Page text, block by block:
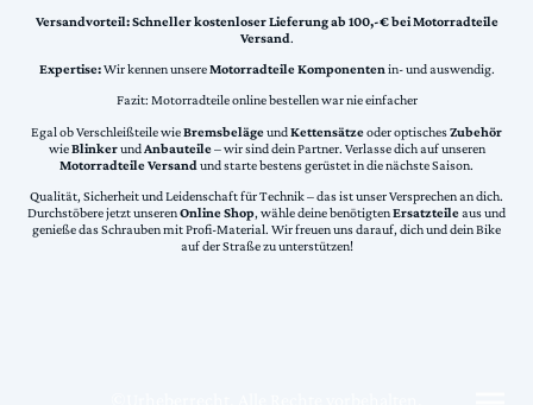
Versandvorteil:Schneller kostenloser Lieferung ab 100,-€ bei Motorradteile
Versand.
Expertise:Wir kennen unsereMotorradteile Komponentenin- und auswendig.
Fazit: Motorradteile online bestellen war nie einfacher
Egal ob Verschleißteile wieBremsbelägeundKettensätzeoder optischesZubehör
wieBlinkerundAnbauteile– wir sind dein Partner. Verlasse dich auf unseren
Motorradteile Versand und starte bestens gerüstet in die nächste Saison.
Qualität, Sicherheit und Leidenschaft für Technik – das ist unser Versprechen an dich.
Durchstöbere jetzt unserenOnline Shop, wähle deine benötigtenErsatzteileaus und
genieße das Schrauben mit Profi-Material. Wir freuen uns darauf, dich und dein Bike
auf der Straße zu unterstützen!